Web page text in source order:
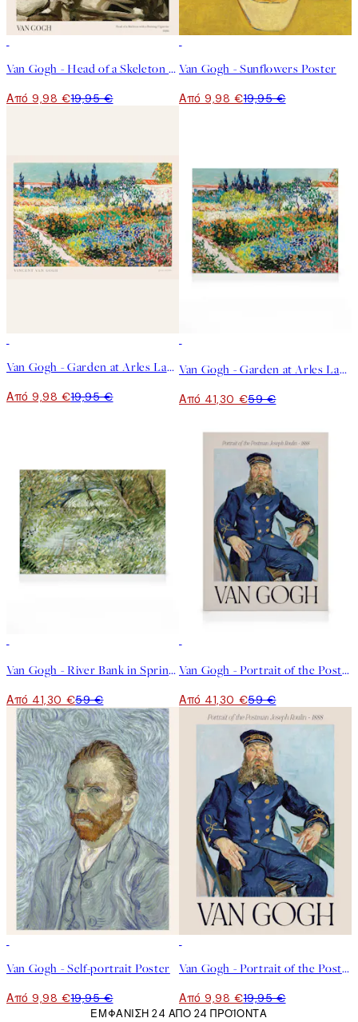
Van Gogh - Head of a Skeleton With a Burning Cigarette Poster
Από 9,98 €19,95 €
Van Gogh - Sunflowers Poster
Από 9,98 €19,95 €
Van Gogh - Garden at Arles Landscape Poster
Από 9,98 €19,95 €
Van Gogh - Garden at Arles Landscape Καμβάς
Από 41,30 €59 €
Van Gogh - River Bank in Springtime Landscape Καμβάς
Από 41,30 €59 €
Van Gogh - Portrait of the Postman Joseph Roulin Καμβάς
Από 41,30 €59 €
Van Gogh - Self-portrait Poster
Από 9,98 €19,95 €
Van Gogh - Portrait of the Postman Joseph Roulin Poster
Από 9,98 €19,95 €
ΕΜΦΆΝΙΣΗ 24 ΑΠΌ 24 ΠΡΟΪΌΝΤΑ